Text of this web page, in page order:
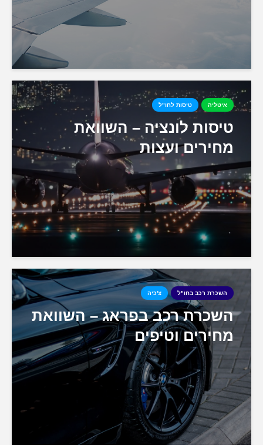
איטליה טיסות לחו"ל
טיסות לונציה – השוואת
מחירים ועצות
השכרת רכב בחו"ל צ'כיה
השכרת רכב בפראג – השוואת
מחירים וטיפים